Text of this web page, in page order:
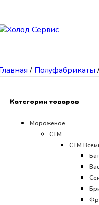
/ Полуфабрикаты/
Категории товаров
Мороженое
СТМ
CТМ